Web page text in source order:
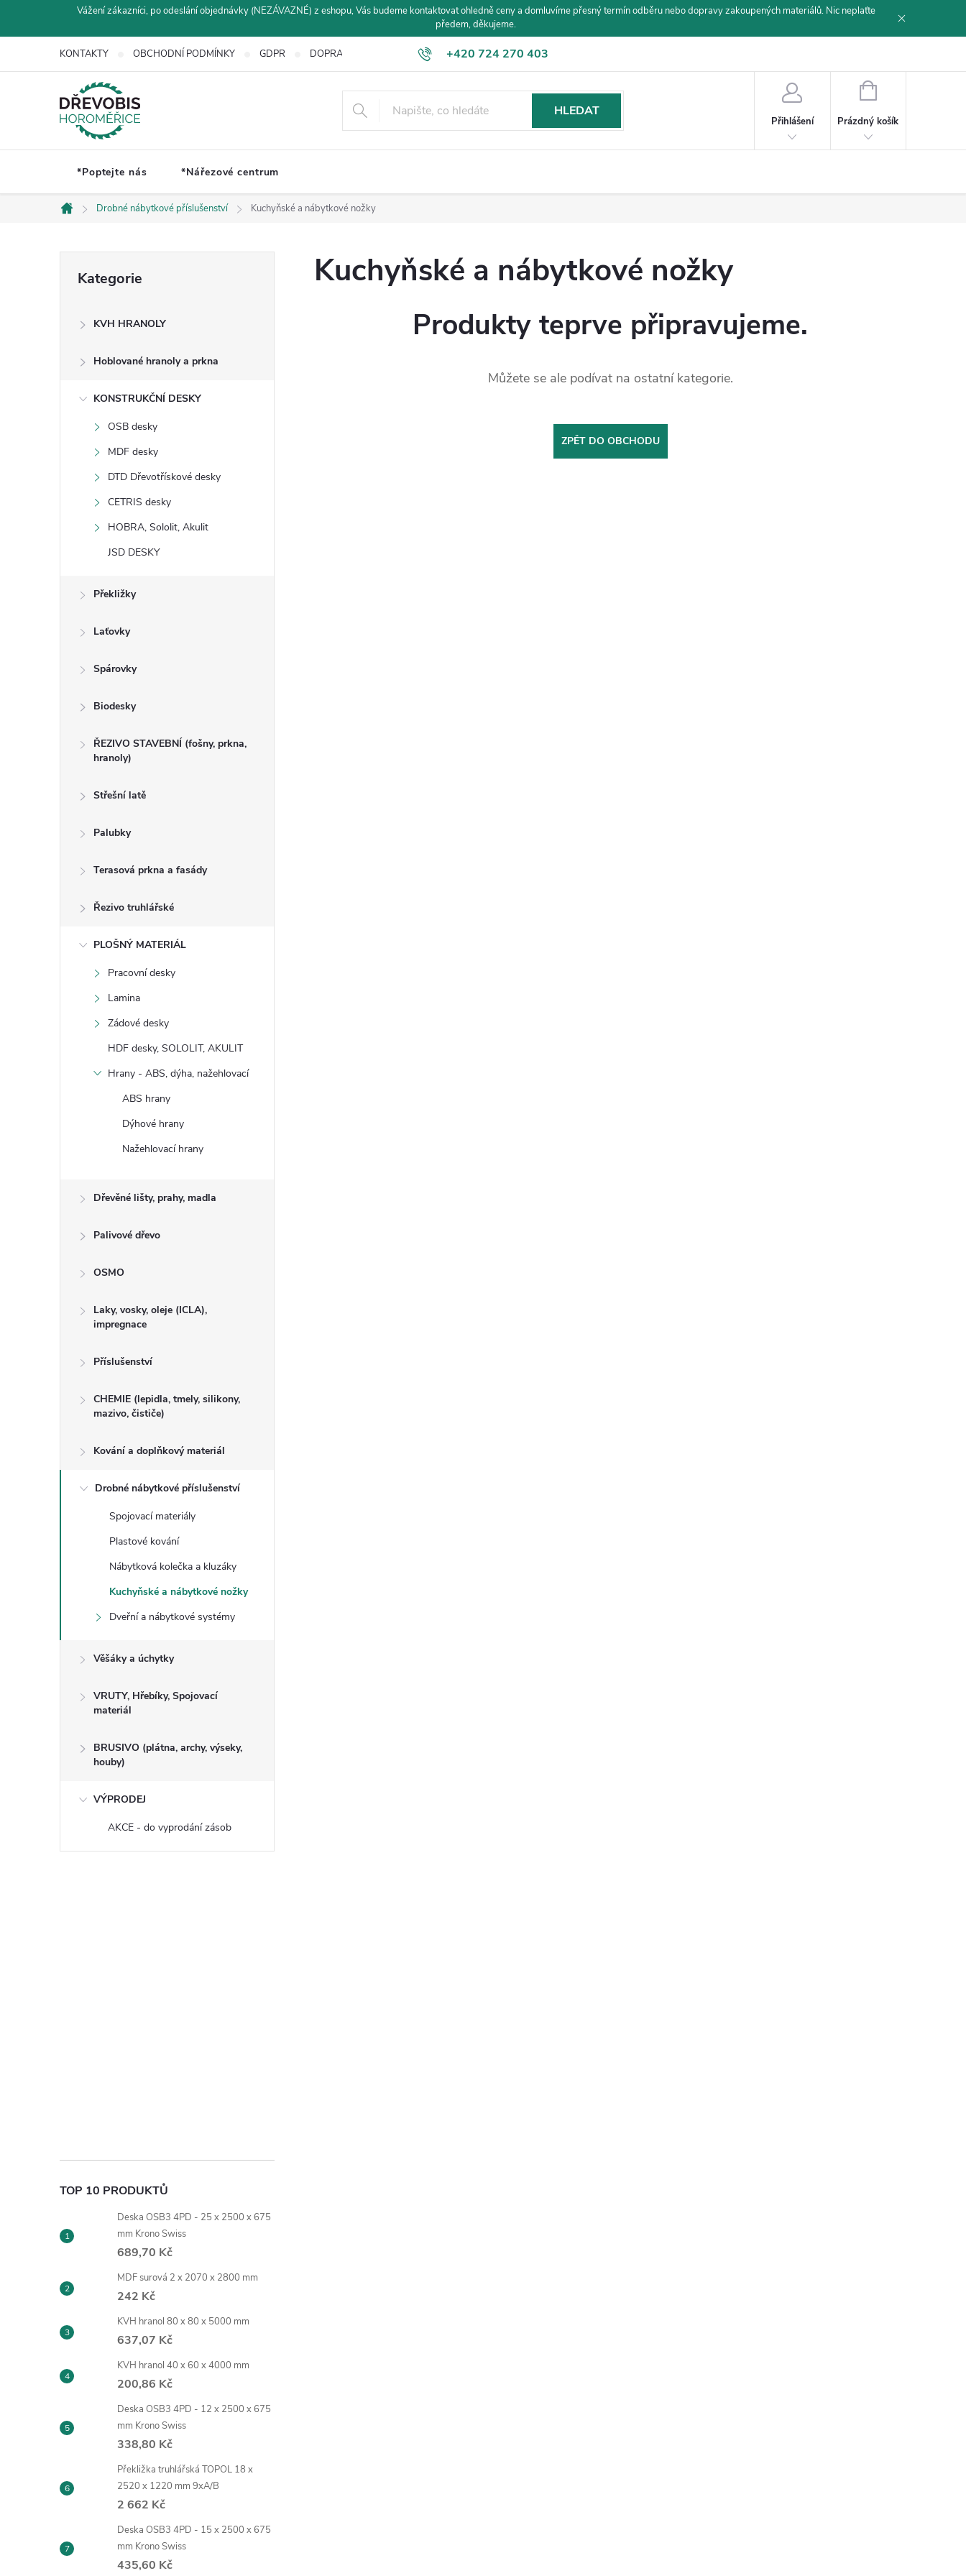
Vážení zákazníci, po odeslání objednávky (NEZÁVAZNÉ) z eshopu, Vás budeme kontaktovat ohledně ceny a domluvíme přesný termín odběru nebo dopravy zakoupených materiálů. Nic neplaťte
předem, děkujeme.
+420 724 270 403
KONTAKTY OBCHODNÍ PODMÍNKY GDPR DOPRAVA A PLATBA
HLEDAT
Přihlášení
NÁKUPNÍ
Prázdný košík
*Poptejte nás *Nářezové centrum
Domů
Drobné nábytkové příslušenství Kuchyňské a nábytkové nožky
kategorie
Kategorie
KVH HRANOLY
Hoblované hranoly a prkna
KONSTRUKČNÍ DESKY
OSB desky
MDF desky
DTD Dřevotřískové desky
CETRIS desky
HOBRA, Sololit, Akulit
JSD DESKY
Překližky
Laťovky
Spárovky
Biodesky
ŘEZIVO STAVEBNÍ (fošny, prkna,
hranoly)
Střešní latě
Palubky
Terasová prkna a fasády
Řezivo truhlářské
PLOŠNÝ MATERIÁL
Pracovní desky
Lamina
Zádové desky
HDF desky, SOLOLIT, AKULIT
Hrany - ABS, dýha, nažehlovací
ABS hrany
Dýhové hrany
Nažehlovací hrany
Dřevěné lišty, prahy, madla
Palivové dřevo
OSMO
Laky, vosky, oleje (ICLA),
impregnace
Příslušenství
CHEMIE (lepidla, tmely, silikony,
mazivo, čističe)
Kování a doplňkový materiál
Drobné nábytkové příslušenství
Spojovací materiály
Plastové kování
Nábytková kolečka a kluzáky
Kuchyňské a nábytkové nožky
Dveřní a nábytkové systémy
Věšáky a úchytky
VRUTY, Hřebíky, Spojovací
materiál
BRUSIVO (plátna, archy, výseky,
houby)
VÝPRODEJ
AKCE - do vyprodání zásob
TOP 10 PRODUKTŮ
Deska OSB3 4PD - 25 x 2500 x 675
mm Krono Swiss
689,70 Kč
MDF surová 2 x 2070 x 2800 mm
242 Kč
KVH hranol 80 x 80 x 5000 mm
637,07 Kč
KVH hranol 40 x 60 x 4000 mm
200,86 Kč
Deska OSB3 4PD - 12 x 2500 x 675
mm Krono Swiss
338,80 Kč
Překližka truhlářská TOPOL 18 x
2520 x 1220 mm 9xA/B
2 662 Kč
Deska OSB3 4PD - 15 x 2500 x 675
mm Krono Swiss
435,60 Kč
Kuchyňské a nábytkové nožky
Produkty teprve připravujeme.
Můžete se ale podívat na ostatní kategorie.
ZPĚT DO OBCHODU